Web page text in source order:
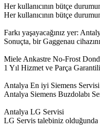
Her kullanıcının bütçe
Her kullanıcının bütçe
Farkı yaşayacağınız yer:
Sonuçta, bir Gaggenau
Miele Ankastre No-Frost
1 Yıl Hizmet ve Parça
Antalya En iyi Siemens Servisi
Antalya Siemens Buzdolabı
Antalya LG Servisi
LG Servis talebiniz olduğunda